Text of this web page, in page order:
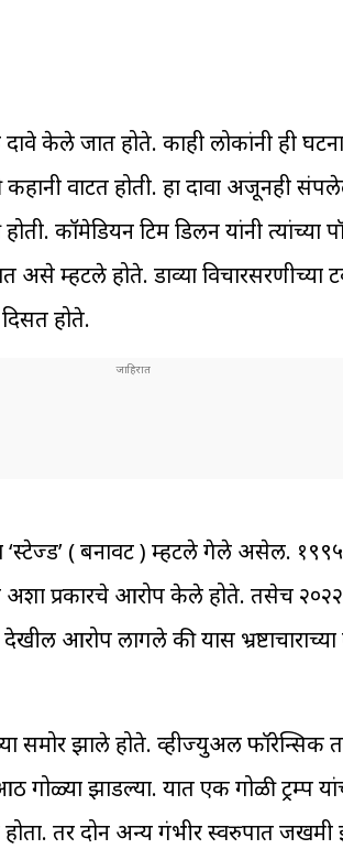
केले जात होते. काही लोकांनी ही घटना
वाटत होती. हा दावा अजूनही
कॉमेडियन टिम डिलन यांनी
म्हटले होते. डाव्या विचारसरणीच्या
होते.
‘स्टेज्ड’ ( बनावट ) म्हटले गेले असेल.
अशा प्रकारचे आरोप केले होते. तसेच २०२२
आरोप लागले की यास
समोर झाले होते. व्हीज्युअल
गोळ्या झाडल्या. यात एक गोळी ट्रम्प
होता. तर दोन अन्य गंभीर स्वरुपात